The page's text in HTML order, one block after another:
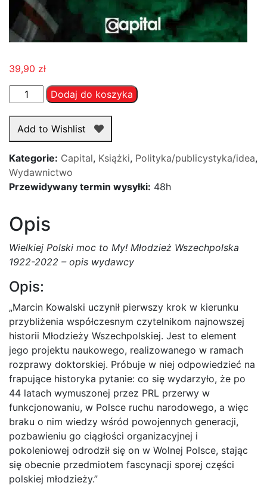
39,90 zł
ilość
Wielkiej
Polski
moc
My!
Młodzież
Wszechpolska
2022
M.
Kowalski
Dodaj do koszyka
Add to Wishlist
Kategorie: Capital, Książki, Polityka/publicystyka/idea,
Wydawnictwo
Przewidywany termin wysyłki: 48h
Opis
Wielkiej Polski moc to My! Młodzież Wszechpolska
1922-2022 – opis wydawcy
Opis:
„Marcin Kowalski uczynił pierwszy krok w kierunku
przybliżenia współczesnym czytelnikom najnowszej
historii Młodzieży Wszechpolskiej. Jest to element
jego projektu naukowego, realizowanego w ramach
rozprawy doktorskiej. Próbuje w niej odpowiedzieć na
frapujące historyka pytanie: co się wydarzyło, że po
44 latach wymuszonej przez PRL przerwy w
funkcjonowaniu, w Polsce ruchu narodowego, a więc
braku o nim wiedzy wśród powojennych generacji,
pozbawieniu go ciągłości organizacyjnej i
pokoleniowej odrodził się on w Wolnej Polsce, stając
się obecnie przedmiotem fascynacji sporej części
polskiej młodzieży.”